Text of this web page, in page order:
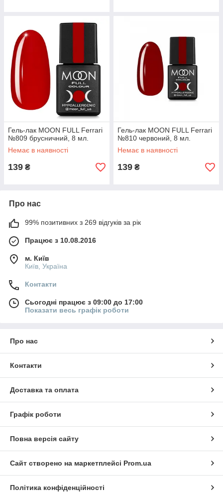
Гель-лак MOON FULL Ferrari
№809 брусничний, 8 мл.
Немає в наявності
139 ₴
Гель-лак MOON FULL Ferrari
№810 червоний, 8 мл.
Немає в наявності
139 ₴
Про нас
99% позитивних з 269 відгуків за рік
Працює з 10.08.2016
м. Київ
Київ, Україна
Контакти
Сьогодні працює з 09:00 до 17:00
Показати весь графік роботи
Про нас
Контакти
Доставка та оплата
Графік роботи
Повна версія сайту
Сайт створено на маркетплейсі Prom.ua
Політика конфіденційності